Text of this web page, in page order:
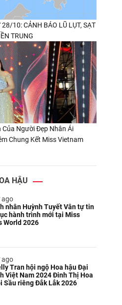
28/10: CẢNH BÁO LŨ LỤT, SẠT
TRUNG
Của Người Đẹp Nhân Ái
Chung Kết Miss Vietnam
HẬU
ago
nhân Huỳnh Tuyết Vân tự tin
hành trình mới tại Miss
World 2026
ago
Tran hội ngộ Hoa hậu Đại
Việt Nam 2024 Đinh Thị Hoa
Sầu riêng Đắk Lắk 2026